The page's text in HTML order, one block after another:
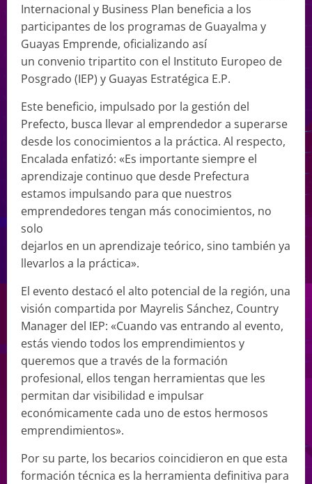
Internacional y Business Plan beneficia a los
participantes de los programas de Guayalma y
Guayas Emprende, oficializando así
un convenio tripartito con el Instituto Europeo de
Posgrado (IEP) y Guayas Estratégica E.P.
Este beneficio, impulsado por la gestión del
Prefecto, busca llevar al emprendedor a superarse
desde los conocimientos a la práctica. Al respecto,
Encalada enfatizó: «Es importante siempre el
aprendizaje continuo que desde Prefectura
estamos impulsando para que nuestros
emprendedores tengan más conocimientos, no
solo
dejarlos en un aprendizaje teórico, sino también ya
llevarlos a la práctica».
El evento destacó el alto potencial de la región, una
visión compartida por Mayrelis Sánchez, Country
Manager del IEP: «Cuando vas entrando al evento,
estás viendo todos los emprendimientos y
queremos que a través de la formación
profesional, ellos tengan herramientas que les
permitan dar visibilidad e impulsar
económicamente cada uno de estos hermosos
emprendimientos».
Por su parte, los becarios coincidieron en que esta
formación técnica es la herramienta definitiva para